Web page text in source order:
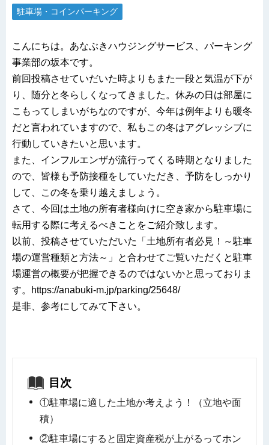
駐車場・コインパーキング
こんにちは。あなぶきハウジングサービス、パーキング
事業部の坂本です。
前回投稿させていだいた時よりもまた一段と気温が下が
り、随分と冬らしくなってきました。休みの日は部屋に
こもってしまいがちなのですが、今年は例年よりも暖冬
だと言われていますので、私もこの冬はアグレッシブに
行動していきたいと思います。
また、インフルエンザが流行ってくる時期となりました
ので、皆様も予防接種をしていただき、予防をしっかり
して、この冬を乗り越えましょう。
さて、今回は土地の所有者様向けに空き家から駐車場に
転用する際に考えるべきことをご紹介致します。
以前、投稿させていただいた「土地所有者必見！～駐車
場の運営種類と方法～」と合わせてご覧いただくと駐車
場運営の概要が把握できるのではないかと思っておりま
す。https://anabuki-m.jp/parking/25648/
是非、参考にしてみて下さい。
目次
①駐車場に適した土地か考えよう！（立地や面
積）
②駐車場にすると固定資産税が上がるってホン